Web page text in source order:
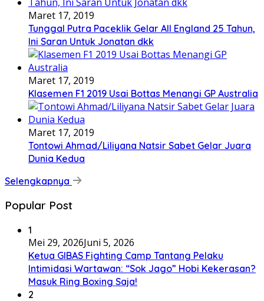
Maret 17, 2019
Tunggal Putra Paceklik Gelar All England 25 Tahun,
Ini Saran Untuk Jonatan dkk
Maret 17, 2019
Klasemen F1 2019 Usai Bottas Menangi GP Australia
Maret 17, 2019
Tontowi Ahmad/Liliyana Natsir Sabet Gelar Juara
Dunia Kedua
Selengkapnya
Popular Post
1
Mei 29, 2026Juni 5, 2026
Ketua GIBAS Fighting Camp Tantang Pelaku
Intimidasi Wartawan: “Sok Jago” Hobi Kekerasan?
Masuk Ring Boxing Saja!
2